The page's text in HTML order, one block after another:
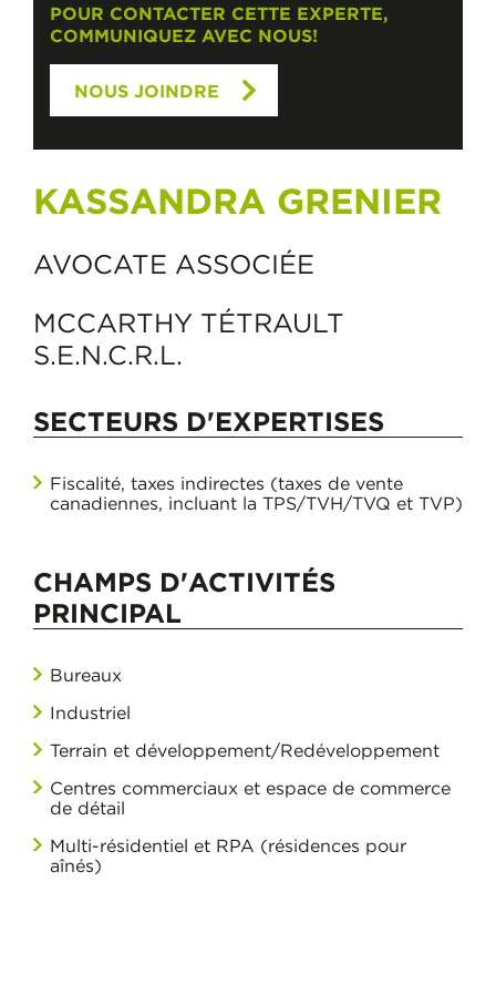
POUR CONTACTER CETTE EXPERTE,
COMMUNIQUEZ AVEC NOUS!
NOUS JOINDRE
KASSANDRA GRENIER
AVOCATE ASSOCIÉE
MCCARTHY TÉTRAULT
S.E.N.C.R.L.
SECTEURS D'EXPERTISES
Fiscalité, taxes indirectes (taxes de vente
canadiennes, incluant la TPS/TVH/TVQ et TVP)
CHAMPS D'ACTIVITÉS
PRINCIPAL
Bureaux
Industriel
Terrain et développement/Redéveloppement
Centres commerciaux et espace de commerce
de détail
Multi-résidentiel et RPA (résidences pour
aînés)